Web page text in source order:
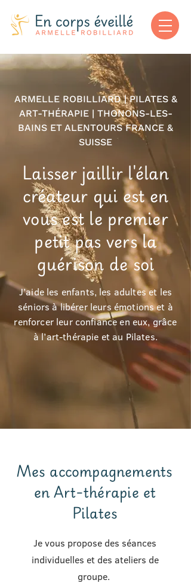
​ARMELLE ROBILLIARD | PILATES &
ART-THÉRAPIE | THONONS-LES-
BAINS ET ALENTOURS FRANCE &
SUISSE
Laisser jaillir l'élan
créateur qui est en
vous est le premier
petit pas vers la
guérison de soi
J’aide les enfants, les adultes et les
séniors à libérer leurs émotions et à
renforcer leur confiance en eux, grâce
à l’art-thérapie et au Pilates.
Mes accompagnements
en Art-thérapie et
Pilates
Je vous propose des séances
individuelles et des ateliers de
groupe.